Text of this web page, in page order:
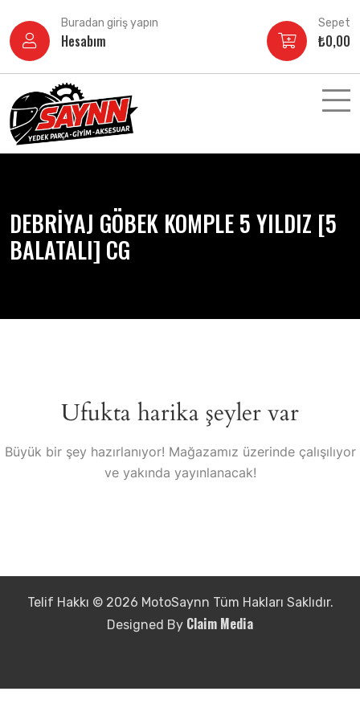
atla
Buradan giriş yapın
Hesabım
Sepet
₺0,00
DEBRİYAJ GÖBEK KOMPLE 5 YILDIZ [5
BALATALI] CG
Ufukta harika şeyler var
Büyük bir şey hazırlanıyor! Mağazamız üzerinde çalışılıyor
ve yakında yayınlanacak!
Telif Hakkı © 2026 MotoSaynn Tüm Hakları Saklıdır.
Designed By Claim Media